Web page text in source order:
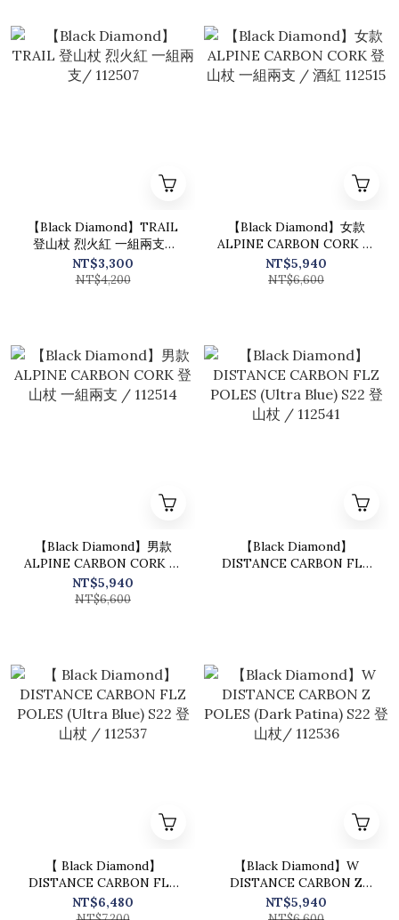
【Black Diamond】TRAIL
登山杖 烈火紅 一組兩支/
112507
NT$3,300
NT$4,200
【Black Diamond】女款
ALPINE CARBON CORK 登
山杖 一組兩支 / 酒紅
112515
NT$5,940
NT$6,600
【Black Diamond】男款
ALPINE CARBON CORK 登
山杖 一組兩支 / 112514
NT$5,940
NT$6,600
【Black Diamond】
DISTANCE CARBON FLZ
【 Black Diamond】
DISTANCE CARBON FLZ
POLES (Ultra Blue) S22 登
山杖 / 112537
NT$6,480
【Black Diamond】W
DISTANCE CARBON Z
POLES (Dark Patina) S22
登山杖/ 112536
NT$5,940